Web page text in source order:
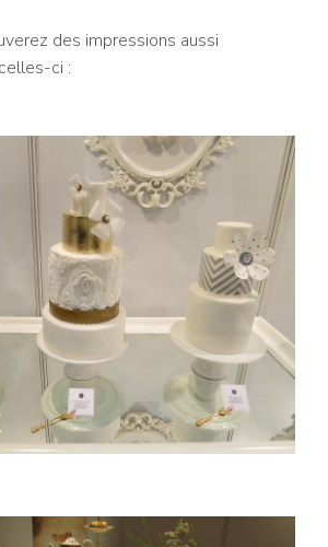
des impressions aussi
ci :